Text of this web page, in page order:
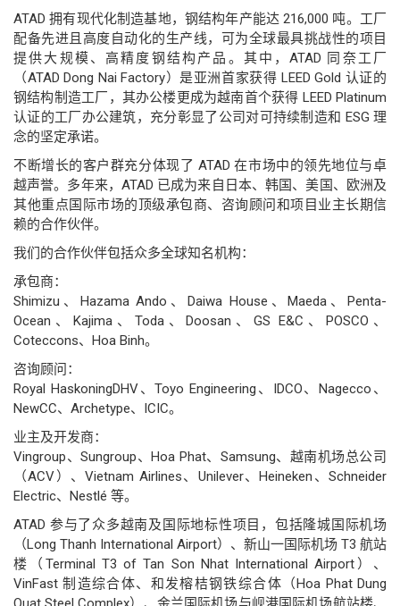
ATAD 拥有现代化制造基地，钢结构年产能达 216,000 吨。工厂
配备先进且高度自动化的生产线，可为全球最具挑战性的项目
提供大规模、高精度钢结构产品。其中，ATAD 同奈工厂
（ATAD Dong Nai Factory）是亚洲首家获得 LEED Gold 认证的
钢结构制造工厂，其办公楼更成为越南首个获得 LEED Platinum
认证的工厂办公建筑，充分彰显了公司对可持续制造和 ESG 理
念的坚定承诺。
不断增长的客户群充分体现了 ATAD 在市场中的领先地位与卓
越声誉。多年来，ATAD 已成为来自日本、韩国、美国、欧洲及
其他重点国际市场的顶级承包商、咨询顾问和项目业主长期信
赖的合作伙伴。
我们的合作伙伴包括众多全球知名机构：
承包商：
Shimizu、Hazama Ando、Daiwa House、Maeda、Penta-
Ocean、Kajima、Toda、Doosan、GS E&C、POSCO、
Coteccons、Hoa Binh。
咨询顾问：
Royal HaskoningDHV、Toyo Engineering、IDCO、Nagecco、
NewCC、Archetype、ICIC。
业主及开发商：
Vingroup、Sungroup、Hoa Phat、Samsung、越南机场总公司
（ACV）、Vietnam Airlines、Unilever、Heineken、Schneider
Electric、Nestlé 等。
ATAD 参与了众多越南及国际地标性项目，包括隆城国际机场
（Long Thanh International Airport）、新山一国际机场 T3 航站
楼（Terminal T3 of Tan Son Nhat International Airport）、
VinFast 制造综合体、和发榕桔钢铁综合体（Hoa Phat Dung